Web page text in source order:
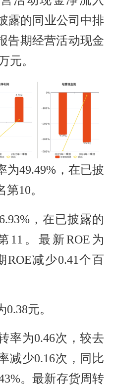
露的同业公司中排
告期经营活动现金
元。
为49.49%，在已披
10。
，在已披露的
11。最新ROE为
ROE减少0.41个百
元。
率为0.46次，较去
减少0.16次，同比
。最新存货周转